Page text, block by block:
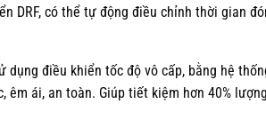
DRF, có thể tự động điều chỉnh thời gian
dụng điều khiển tốc độ vô cấp, bằng hệ
êm ái, an toàn. Giúp tiết kiệm hơn 40%